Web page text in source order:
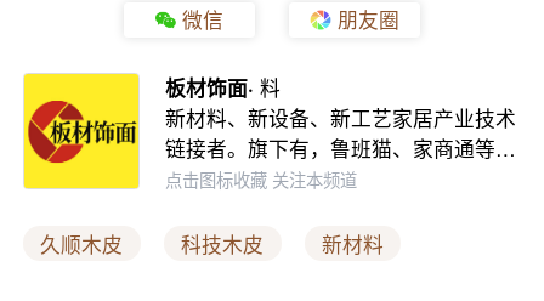
图片来自久顺木皮
作为现代装饰的重要材料，木皮已经不能只具有饰面
又要保证质量和性能，做到“有颜又有料”，从而为消费者
微信 朋友圈
板材饰面· 料
新材料、新设备、新工艺家居产业技术
链接者。旗下有，鲁班猫、家商通等…
点击图标收藏 关注本频道
久顺木皮 科技木皮 新材料